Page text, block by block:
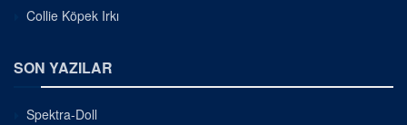
Collie Köpek Irkı
SON YAZILAR
Spektra-Doll